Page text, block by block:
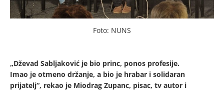
Foto: NUNS
„Dževad Sabljaković je bio princ, ponos profesije.
Imao je otmeno držanje, a bio je hrabar i solidaran
prijatelj“, rekao je Miodrag Zupanc, pisac, tv autor i